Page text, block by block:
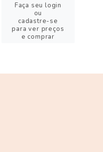
Faça seu login
ou
cadastre-se
para ver preços
e comprar